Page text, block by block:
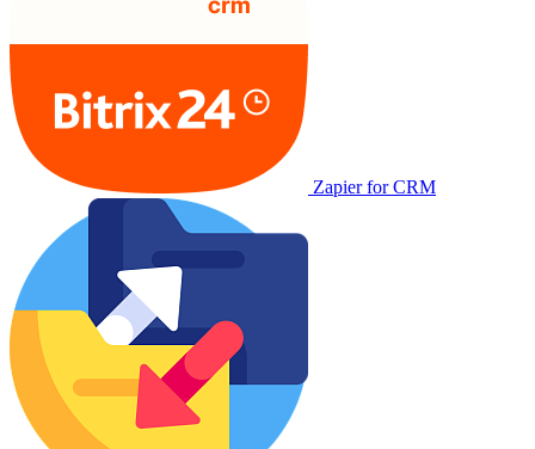
Zapier for CRM